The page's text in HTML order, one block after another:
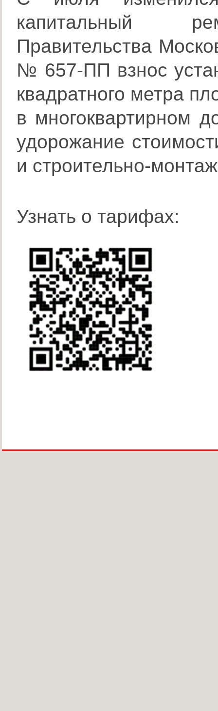
капитальный
Правительства
№ 657-ПП взнос
квадратного метра
в многоквартирном
удорожание
и строительно-
Узнать о тарифах: